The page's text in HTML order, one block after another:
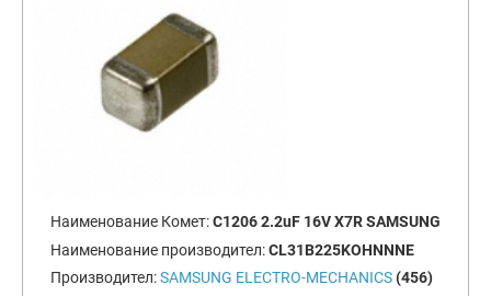
Наименование Комет:C1206 2.2uF 16V X7R SAMSUNG
Наименование производител:CL31B225KOHNNNE
Производител:SAMSUNG ELECTRO-MECHANICS(456)